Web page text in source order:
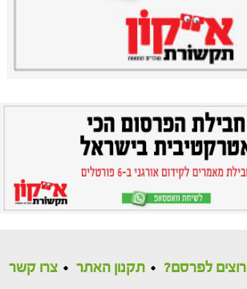
רוצים לפרסם? תקנון האתר צרו קשר